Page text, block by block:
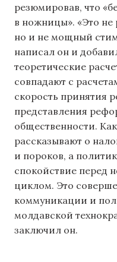
резюмировав, что
в ножницы». «Это не
но и не мощный
написал он и
теоретические
совпадают с
скорость принятия
представления
общественности.
рассказывают о
и пороков, а
спокойствие перед
циклом. Это
коммуникации и
молдавской
заключил он.